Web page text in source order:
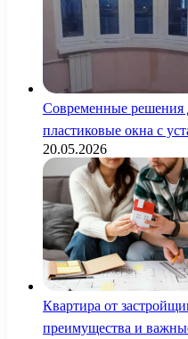
Современные решения
пластиковые окна с
20.05.2026
Квартира от
преимущества и